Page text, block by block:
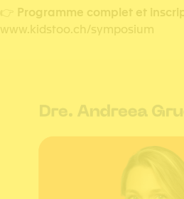
👉
Programme complet et
www.kidstoo.ch/symposium